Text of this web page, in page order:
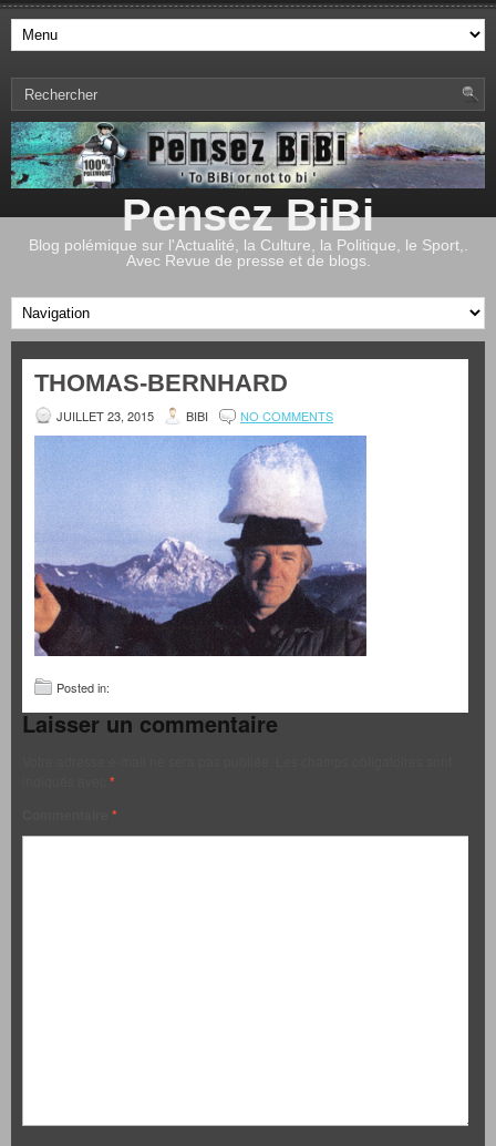
Pensez BiBi
Blog polémique sur l'Actualité, la Culture, la Politique, le Sport,.
Avec Revue de presse et de blogs.
THOMAS-BERNHARD
JUILLET 23, 2015 BIBI NO COMMENTS
Posted in:
Laisser un commentaire
*
*